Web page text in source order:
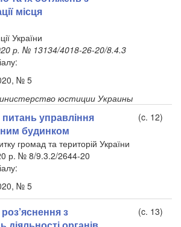
місця
України
р. № 13134/4018-26-20/8.4.3
№ 5
юстиции Украины
управління
будинком
(c. 12)
громад та територій України
р. № 8/9.3.2/2644-20
№ 5
з
(c. 13)